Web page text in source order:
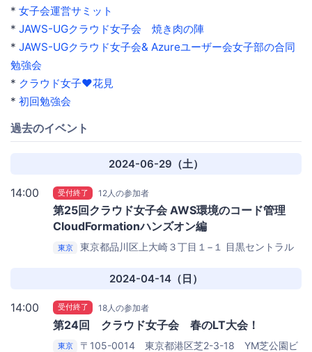
* 女子会運営サミット
* JAWS-UGクラウド女子会 焼き肉の陣
* JAWS-UGクラウド女子会& Azureユーザー会女子部の合同
勉強会
* クラウド女子♥花見
* 初回勉強会
過去のイベント
2024-06-29（土）
14:00 受付終了 12人の参加者
第25回クラウド女子会 AWS環境のコード管理
CloudFormationハンズオン編
東京 東京都品川区上大崎３丁目１−１
目黒セントラル
2024-04-14（日）
14:00 受付終了 18人の参加者
第24回 クラウド女子会 春のLT大会！
東京
〒105-0014 東京都港区芝2-3-18 YM芝公園ビ